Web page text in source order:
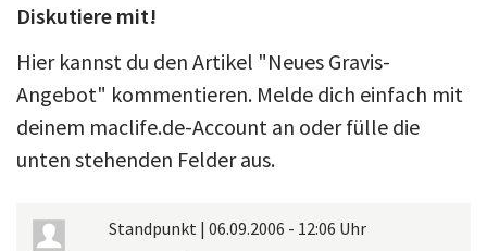
Diskutiere mit!
Hier kannst du den Artikel "Neues Gravis-
Angebot" kommentieren. Melde dich einfach mit
deinem maclife.de-Account an oder fülle die
unten stehenden Felder aus.
Standpunkt | 06.09.2006 - 12:06 Uhr